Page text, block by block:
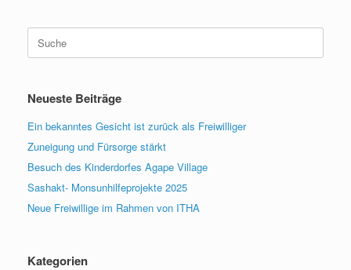
Suche
nach:
Neueste Beiträge
Ein bekanntes Gesicht ist zurück als Freiwilliger
Zuneigung und Fürsorge stärkt
Besuch des Kinderdorfes Agape Village
Sashakt- Monsunhilfeprojekte 2025
Neue Freiwillige im Rahmen von ITHA
Kategorien